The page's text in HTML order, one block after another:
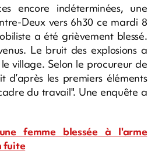
encore indéterminées, une
Deux vers 6h30 ce mardi 8
a été grièvement blessé.
Le bruit des explosions a
village. Selon le procureur de
d’après les premiers éléments
du travail". Une enquête a
femme blessée à l'arme
fuite